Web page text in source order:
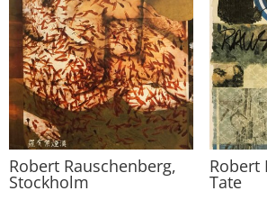
Robert Rauschenberg,
Stockholm
Robert
Tate